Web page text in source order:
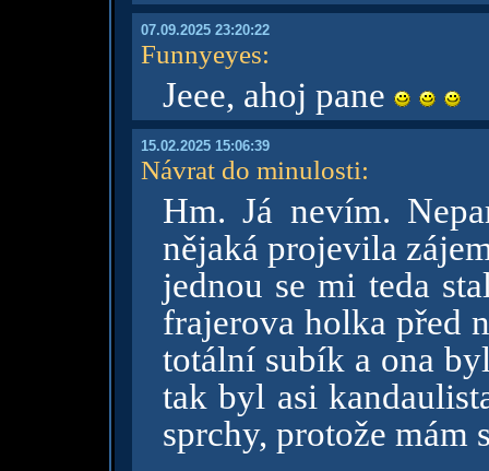
07.09.2025 23:20:22
Funnyeyes:
Jeee, ahoj pane
15.02.2025 15:06:39
Návrat do minulosti:
Hm. Já nevím.
nějaká projevila
jednou se mi teda
frajerova holka před
totální subík a ona
tak byl asi
sprchy, protože mám